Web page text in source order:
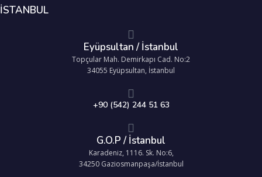
İSTANBUL
Eyüpsultan / İstanbul
Topçular Mah. Demirkapı Cad. No:2
34055 Eyüpsultan, İstanbul
+90 (542) 244 51 63
G.O.P / İstanbul
Karadeniz, 1116. Sk. No:6,
34250 Gaziosmanpaşa/İstanbul